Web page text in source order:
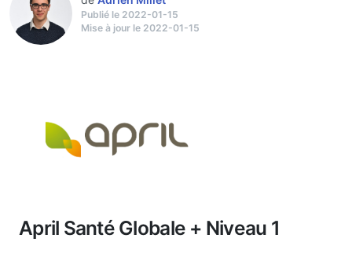
Publié le 2022-01-15
Mise à jour le 2022-01-15
April Santé Globale + Niveau 1